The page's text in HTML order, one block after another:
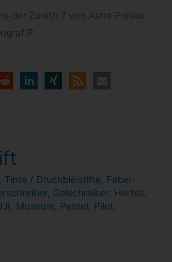
der Zenith 7 von Astra Pol­ska,
P
Tinte / Druckbleistifte
Faber-
Gelschreiber Herbst
Museum Pentel Pilot